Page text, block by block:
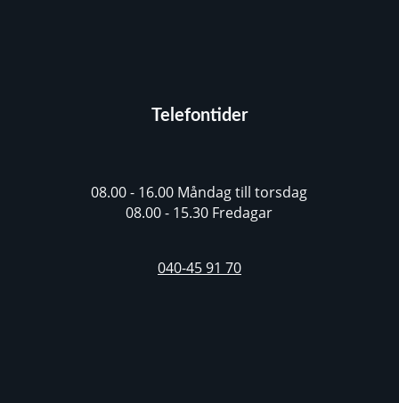
Telefontider
08.00 - 16.00 Måndag till torsdag
08.00 - 15.30 Fredagar
040-45 91 70